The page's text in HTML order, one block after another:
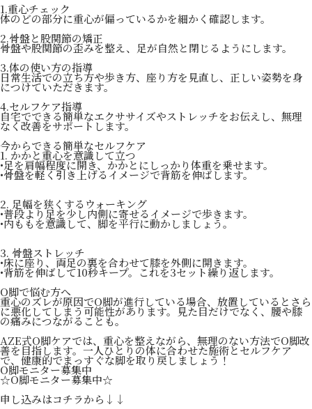
1.重心チェック
体のどの部分に重心が偏っているかを細かく確認します。
2.骨盤と股関節の矯正
骨盤や股関節の歪みを整え、足が自然と閉じるようにします。
3.体の使い方の指導
日常生活での立ち方や歩き方、座り方を見直し、正しい姿勢を身
につけていただきます。
4.セルフケア指導
自宅でできる簡単なエクササイズやストレッチをお伝えし、無理
なく改善をサポートします。
今からできる簡単なセルフケア
1. かかと重心を意識して立つ
•足を肩幅程度に開き、かかとにしっかり体重を乗せます。
•骨盤を軽く引き上げるイメージで背筋を伸ばします。
2. 足幅を狭くするウォーキング
•普段より足を少し内側に寄せるイメージで歩きます。
•内ももを意識して、脚を平行に動かしましょう。
3. 骨盤ストレッチ
•床に座り、両足の裏を合わせて膝を外側に開きます。
•背筋を伸ばして10秒キープ。これを3セット繰り返します。
O脚で悩む方へ
重心のズレが原因でO脚が進行している場合、放置しているとさら
に悪化してしまう可能性があります。見た目だけでなく、腰や膝
の痛みにつながることも。
AZE式O脚ケアでは、重心を整えながら、無理のない方法でO脚改
善を目指します。一人ひとりの体に合わせた施術とセルフケア
で、健康的でまっすぐな脚を取り戻しましょう！
O脚モニター募集中
☆O脚モニター募集中☆
申し込みはコチラから↓↓